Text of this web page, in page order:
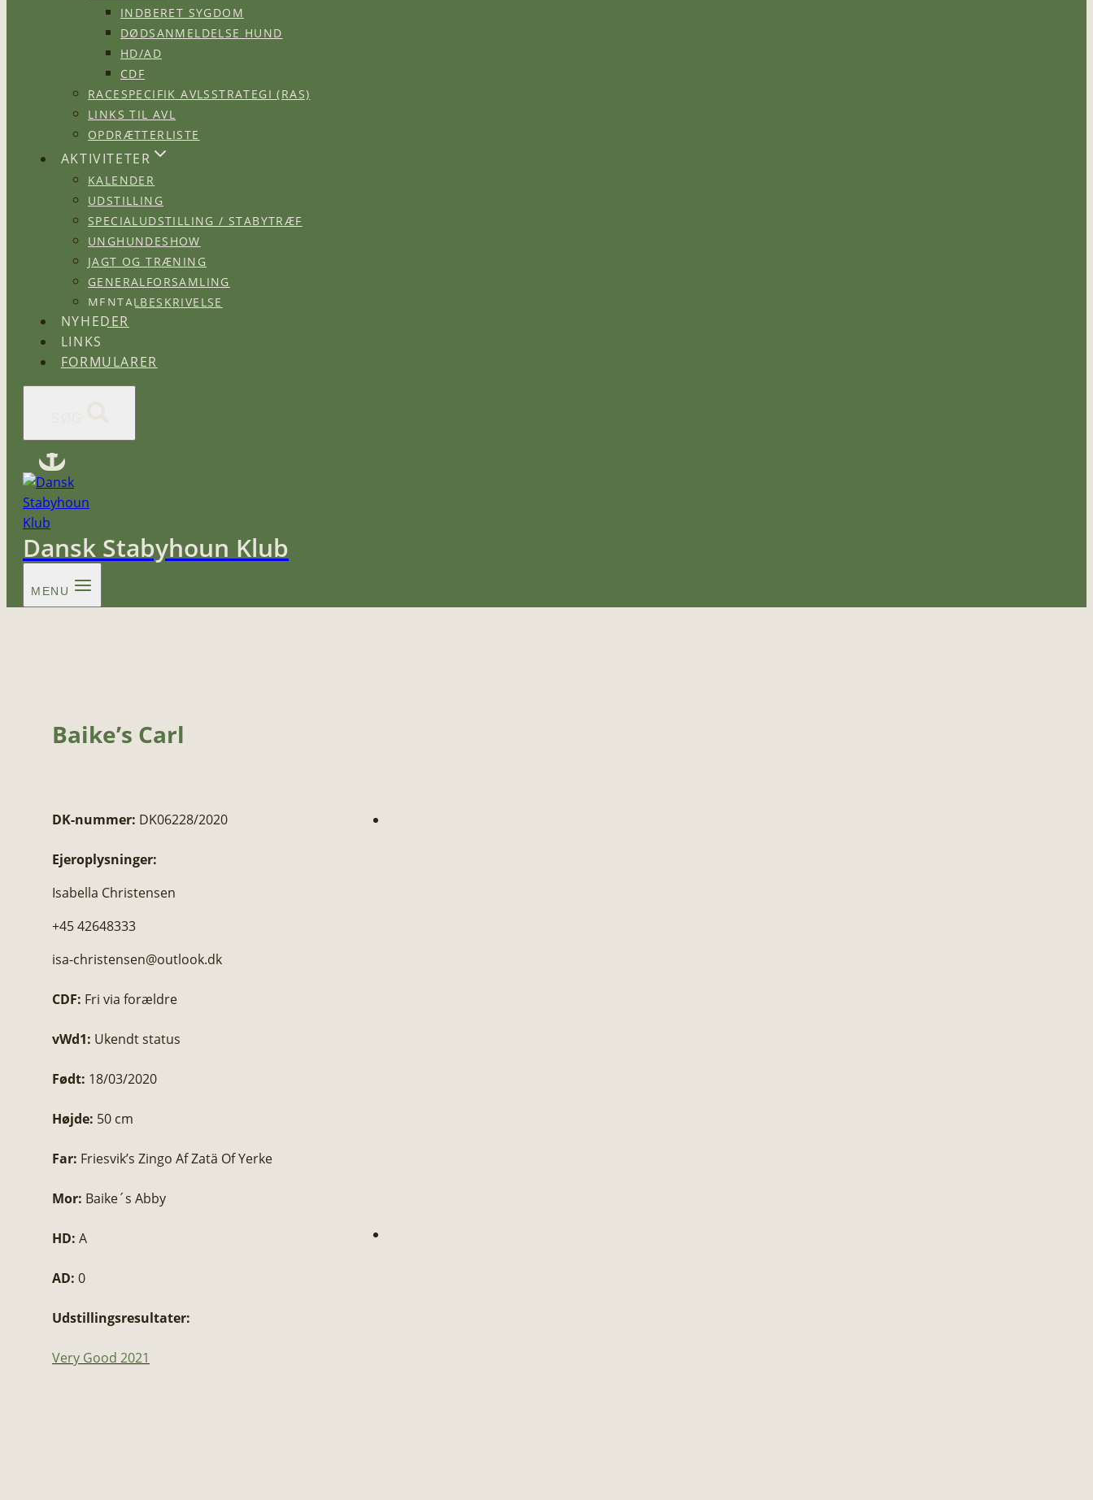
INDBERET SYGDOM
DØDSANMELDELSE HUND
HD/AD
CDF
RACESPECIFIK AVLSSTRATEGI (RAS)
LINKS TIL AVL
OPDRÆTTERLISTE
AKTIVITETER
KALENDER
UDSTILLING
SPECIALUDSTILLING / STABYTRÆF
UNGHUNDESHOW
JAGT OG TRÆNING
GENERALFORSAMLING
MENTALBESKRIVELSE
NYHEDER
LINKS
FORMULARER
Dansk Stabyhoun Klub
MENU
Baike’s Carl
DK-nummer: DK06228/2020
Ejeroplysninger:
Isabella Christensen
+45 42648333
isa-christensen@outlook.dk
CDF: Fri via forældre
vWd1: Ukendt status
Født: 18/03/2020
Højde: 50 cm
Far: Friesvik’s Zingo Af Zatä Of Yerke
Mor: Baike´s Abby
HD: A
AD: 0
Udstillingsresultater:
Very Good 2021